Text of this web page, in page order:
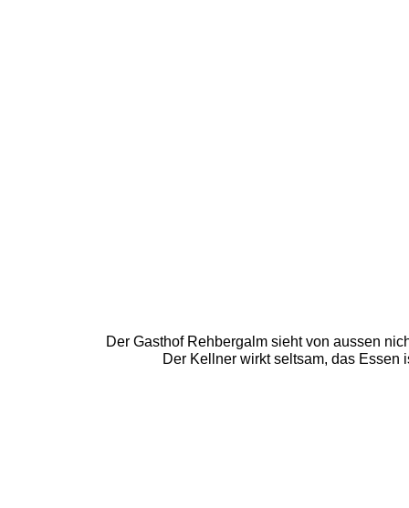
Der Gasthof Rehbergalm sieht von aussen
Der Kellner wirkt seltsam, das Essen